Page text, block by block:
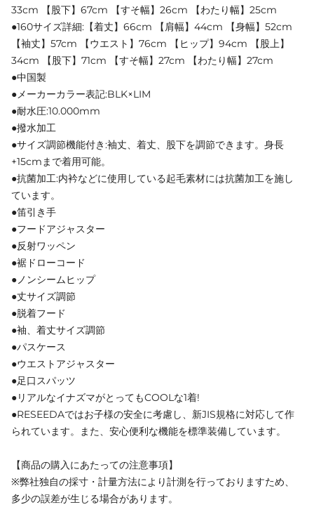
33cm 【股下】67cm 【すそ幅】26cm 【わたり幅】25cm
●160サイズ詳細:【着丈】66cm 【肩幅】44cm 【身幅】52cm
【袖丈】57cm 【ウエスト】76cm 【ヒップ】94cm 【股上】
34cm 【股下】71cm 【すそ幅】27cm 【わたり幅】27cm
●中国製
●メーカーカラー表記:BLK×LIM
●耐水圧:10.000mm
●撥水加工
●サイズ調節機能付き:袖丈、着丈、股下を調節できます。身長
+15cmまで着用可能。
●抗菌加工:内衿などに使用している起毛素材には抗菌加工を施し
ています。
●笛引き手
●フードアジャスター
●反射ワッペン
●裾ドローコード
●ノンシームヒップ
●丈サイズ調節
●脱着フード
●袖、着丈サイズ調節
●パスケース
●ウエストアジャスター
●足口スパッツ
●リアルなイナズマがとってもCOOLな1着!
●RESEEDAではお子様の安全に考慮し、新JIS規格に対応して作
られています。また、安心便利な機能を標準装備しています。
【商品の購入にあたっての注意事項】
※弊社独自の採寸・計量方法により計測を行っておりますため、
多少の誤差が生じる場合があります。